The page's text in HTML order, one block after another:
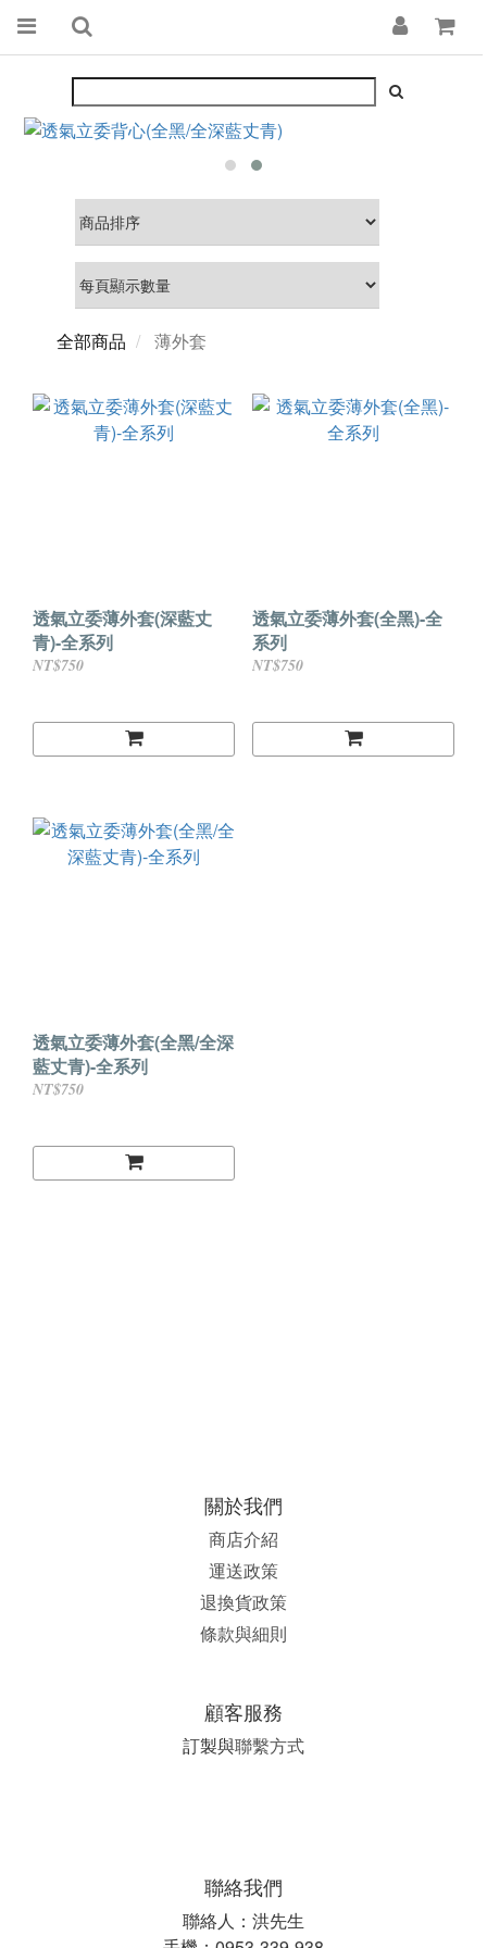
全部商品 薄外套
透氣立委薄外套(深藍丈
青)-全系列
NT$750
透氣立委薄外套(全黑)-全
系列
NT$750
透氣立委薄外套(全黑/全深
藍丈青)-全系列
NT$750
關於我們
商店介紹
運送政策
退換貨政策
條款與細則
顧客服務
訂製與聯繫方式
聯絡我們
聯絡人：洪先生